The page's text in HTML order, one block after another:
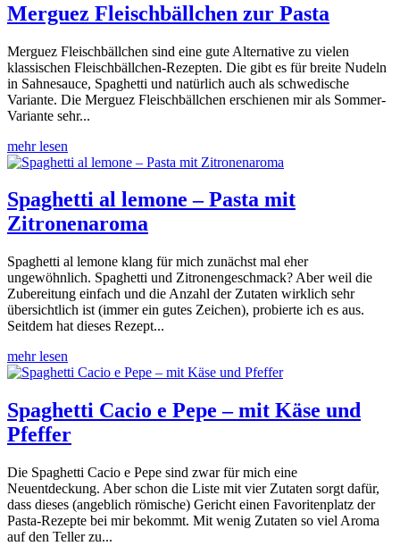
Merguez Fleischbällchen zur Pasta
Merguez Fleischbällchen sind eine gute Alternative zu vielen
klassischen Fleischbällchen-Rezepten. Die gibt es für breite Nudeln
in Sahnesauce, Spaghetti und natürlich auch als schwedische
Variante. Die Merguez Fleischbällchen erschienen mir als Sommer-
Variante sehr...
mehr lesen
Spaghetti al lemone – Pasta mit
Zitronenaroma
Spaghetti al lemone klang für mich zunächst mal eher
ungewöhnlich. Spaghetti und Zitronengeschmack? Aber weil die
Zubereitung einfach und die Anzahl der Zutaten wirklich sehr
übersichtlich ist (immer ein gutes Zeichen), probierte ich es aus.
Seitdem hat dieses Rezept...
mehr lesen
Spaghetti Cacio e Pepe – mit Käse und
Pfeffer
Die Spaghetti Cacio e Pepe sind zwar für mich eine
Neuentdeckung. Aber schon die Liste mit vier Zutaten sorgt dafür,
dass dieses (angeblich römische) Gericht einen Favoritenplatz der
Pasta-Rezepte bei mir bekommt. Mit wenig Zutaten so viel Aroma
auf den Teller zu...